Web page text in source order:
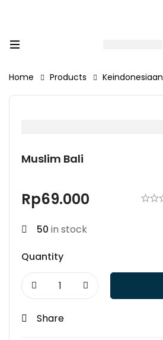
Home Products Keindonesiaan
Muslim Bali
Rp69.000
50 in stock
Quantity
Share